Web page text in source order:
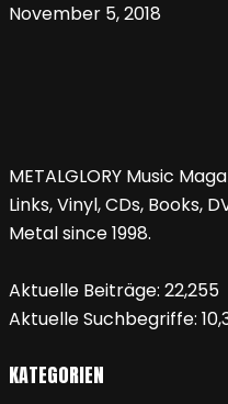
November 5, 2018
METALGLORY Music
Links, Vinyl, CDs, Books,
Metal since 1998.
Aktuelle Beiträge: 22,255
Aktuelle Suchbegriffe:
KATEGORIEN